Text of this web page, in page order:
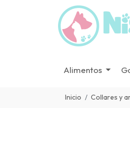
Alimentos
Inicio Collares y